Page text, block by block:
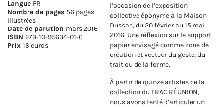
Langue FR
Nombre de pages 56 pages
illustrées
Date de parution mars 2016
ISBN 979-10-95634-01-0
Prix 18 euros
l’occasion de l’exposition
collective éponyme à la Maison
Dussac, du 20 février au 15 mai
2016. Une réflexion sur le support
papier envisagé comme zone de
création et vecteur du geste, du
trait ou de la forme.
À partir de quinze artistes de la
collection du FRAC RÉUNION,
nous avons tenté d’articuler un